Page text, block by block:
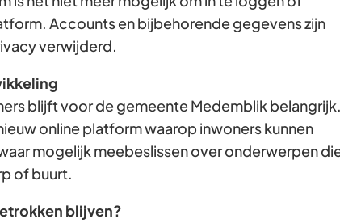
Gebruik
enter-
een
Accounts en bijbehorende gegevens zijn
verwijderd.
blijft voor de gemeente Medemblik
online platform waarop inwoners kunnen
mogelijk meebeslissen over onderwerpen
of buurt.
blijven?